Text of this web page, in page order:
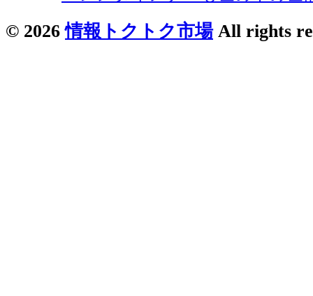
© 2026情報トクトク市場All rights